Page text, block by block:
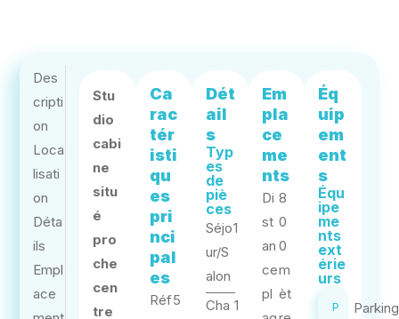
Des
cripti
on
Loca
lisati
on
Déta
ils
Empl
ace
Stu
dio
cabi
ne
situ
é
pro
che
cen
tre
Ca
rac
tér
isti
qu
es
pri
nci
pal
es
Réf5
Dét
ail
s
Typ
es
de
piè
ces
Séjo
ur/S
alon
1
Cha 1
Em
pla
ce
me
nts
Di
st
an
ce
pl
8
0
0
m
èt
Éq
uip
em
ent
s
Équ
ipe
me
nts
ext
érie
urs
P Parking